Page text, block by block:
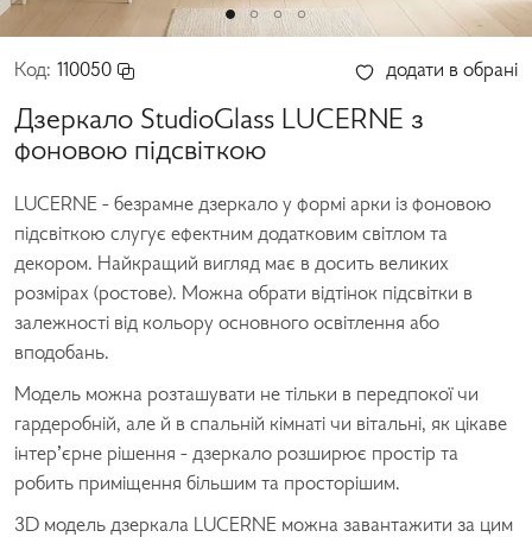
Код: 110050 додати в обрані
Дзеркало StudioGlass LUCERNE з
фоновою підсвіткою
LUCERNE - безрамне дзеркало у формі арки із фоновою
підсвіткою слугує ефектним додатковим світлом та
декором. Найкращий вигляд має в досить великих
розмірах (ростове). Можна обрати відтінок підсвітки в
залежності від кольору основного освітлення або
вподобань.
Модель можна розташувати не тільки в передпокої чи
гардеробній, але й в спальній кімнаті чи вітальні, як цікаве
інтер’єрне рішення - дзеркало розширює простір та
робить приміщення більшим та просторішим.
3D модель дзеркала LUCERNE можна завантажити за цим